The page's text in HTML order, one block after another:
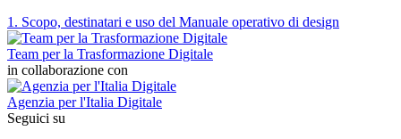
1. Scopo, destinatari e uso del Manuale operativo di design
Team per la Trasformazione Digitale
in collaborazione con
Agenzia per l'Italia Digitale
Seguici su